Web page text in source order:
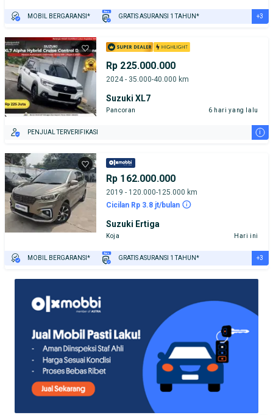
MOBIL BERGARANSI* GRATIS ASURANSI 1 TAHUN*
PENJUAL TERVERIFIKASI
+3
Rp 225.000.000
2024 - 35.000-40.000 km
Suzuki XL7
Pancoran 6 hari yang lalu
PENJUAL TERVERIFIKASI i
Rp 162.000.000
2019 - 120.000-125.000 km
Cicilan Rp 3.8 jt/bulan
Suzuki Ertiga
Koja Hari ini
MOBIL BERGARANSI* GRATIS ASURANSI 1 TAHUN* +3